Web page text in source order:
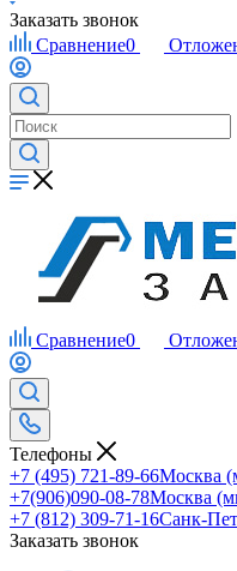
Заказать звонок
Сравнение0
Сравнение0
Телефоны
+7 (495) 721-89-66Москва
+7(906)090-08-78Москва
+7 (812) 309-71-16Санк-
Заказать звонок